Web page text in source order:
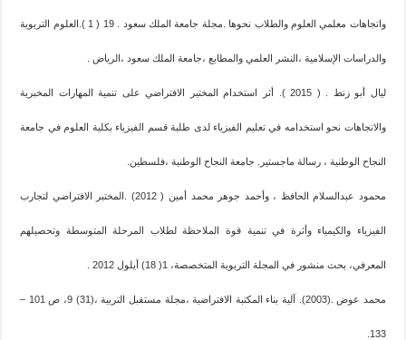
واتجاهات معلمي العلوم والطلاب نحوها .مجلة جامعة الملك سعود . 19 ( 1 ).العلوم التربوية
والدراسات الإسلامية ،النشر العلمي والمطابع ،جامعة الملك سعود ،الرياض .
ليال أبو زنط . ( 2015 ). أثر استخدام المختبر الافتراضي على تنمية المهارات المخبرية
والاتجاهات نحو استخدامه في تعليم الفيزياء لدى طلبة قسم الفيزياء بكلية العلوم في جامعة
النجاح الوطنية ، رسالة ماجستير. جامعة النجاح الوطنية ،فلسطين.
محمود عبدالسلام الحافظ ، وأحمد جوهر محمد أمين ( 2012) .المختبر الافتراضي لتجارب
الفيزياء والكيمياء وأثرة في تنمية قوة الملاحظة لطلاب المرحلة المتوسطة وتحصيلهم
المعرفي، بحث منشور في المجلة التربوية المتخصصة، 1( 18) أيلول 2012 .
محمد عوض .(2003). آلية بناء المكتبة الافتراضية ،مجلة مستقبل التربية ،(31) 9، ص 101 –
133.